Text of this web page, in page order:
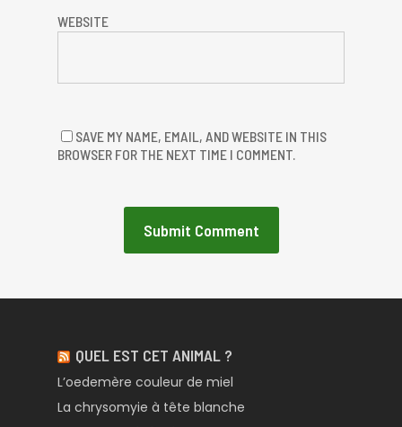
WEBSITE
SAVE MY NAME, EMAIL, AND WEBSITE IN THIS
BROWSER FOR THE NEXT TIME I COMMENT.
QUEL EST CET ANIMAL ?
L’oedemère couleur de miel
La chrysomyie à tête blanche